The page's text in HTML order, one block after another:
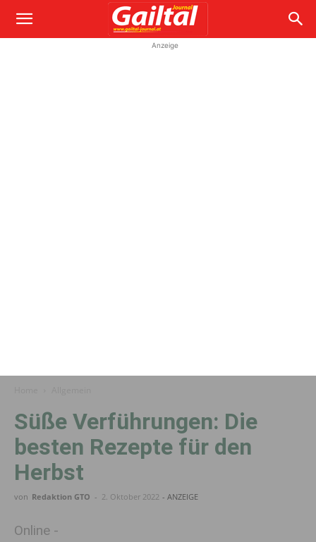
Anzeige
Süße Verführungen: Die
besten Rezepte für den
Herbst
von Redaktion GTO - 2. Oktober 2022 - ANZEIGE
Online -